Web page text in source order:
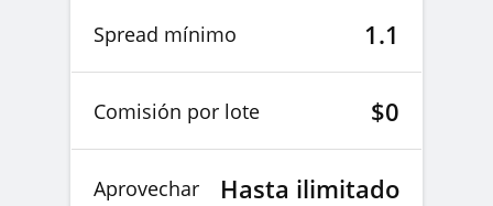
Spread mínimo 1.1
Comisión por lote $0
Aprovechar Hasta ilimitado